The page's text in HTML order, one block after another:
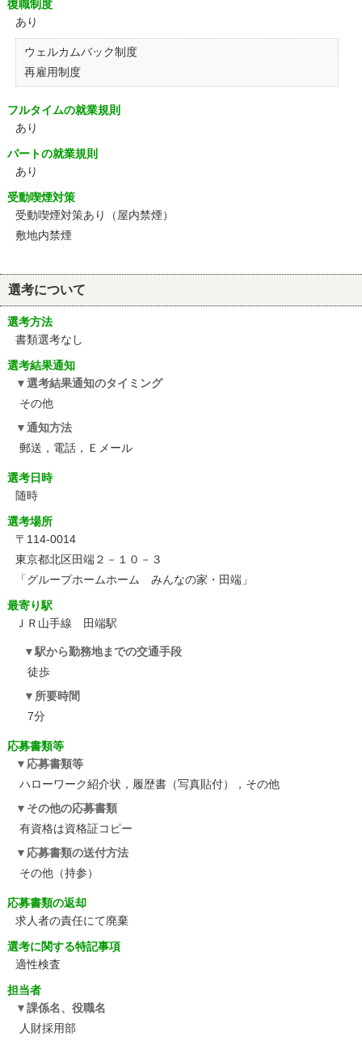
復職制度
あり
ウェルカムバック制度
再雇用制度
フルタイムの就業規則
あり
パートの就業規則
あり
受動喫煙対策
受動喫煙対策あり（屋内禁煙）
敷地内禁煙
選考について
選考方法
書類選考なし
選考結果通知
選考結果通知のタイミング
その他
通知方法
郵送，電話，Ｅメール
選考日時
随時
選考場所
〒114-0014
東京都北区田端２－１０－３
「グループホームホーム みんなの家・田端」
最寄り駅
ＪＲ山手線 田端駅
駅から勤務地までの交通手段
徒歩
所要時間
7分
応募書類等
応募書類等
ハローワーク紹介状，履歴書（写真貼付），その他
その他の応募書類
有資格は資格証コピー
応募書類の送付方法
その他（持参）
応募書類の返却
求人者の責任にて廃棄
選考に関する特記事項
適性検査
担当者
課係名、役職名
人財採用部